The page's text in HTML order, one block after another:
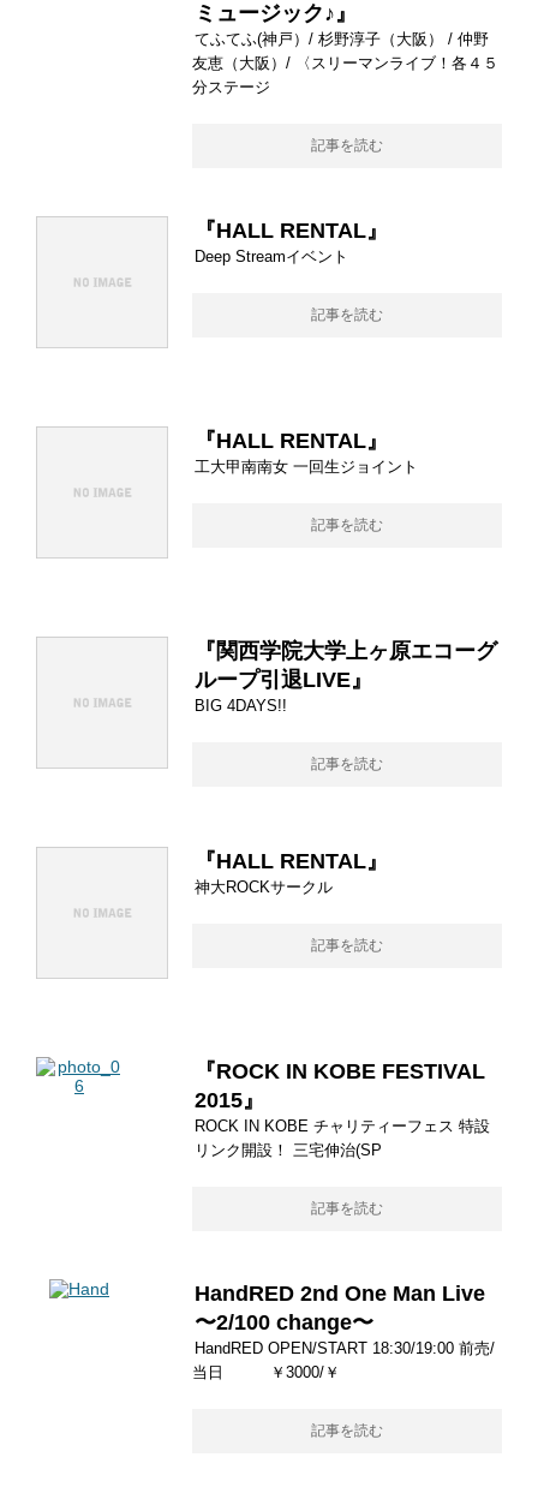
ミュージック♪』
てふてふ(神戸）/ 杉野淳子（大阪） / 仲野
友恵（大阪）/ 〈スリーマンライブ！各４５
分ステージ
記事を読む
『HALL RENTAL』
Deep Streamイベント
記事を読む
『HALL RENTAL』
工大甲南南女 一回生ジョイント
記事を読む
『関西学院大学上ヶ原エコーグ
ループ引退LIVE』
BIG 4DAYS!!
記事を読む
『HALL RENTAL』
神大ROCKサークル
記事を読む
『ROCK IN KOBE FESTIVAL
2015』
ROCK IN KOBE チャリティーフェス 特設
リンク開設！ 三宅伸治(SP
記事を読む
HandRED 2nd One Man Live
〜2/100 change〜
HandRED OPEN/START 18:30/19:00 前売/
当日 ￥3000/￥
記事を読む